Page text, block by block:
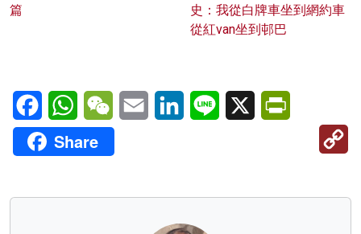
篇
史：我從白牌車坐到網約車
從紅van坐到邨巴
FacebookWhatsAppWeChatEmail LinkedInLine X
Share